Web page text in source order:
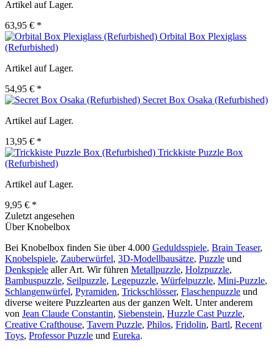
Artikel auf Lager.
63,95 € *
Orbital Box Plexiglass
(Refurbished)
Artikel auf Lager.
54,95 € *
Secret Box Osaka (Refurbished)
Artikel auf Lager.
13,95 € *
Trickkiste Puzzle Box
(Refurbished)
Artikel auf Lager.
9,95 € *
Zuletzt angesehen
Über Knobelbox
Bei Knobelbox finden Sie über 4.000 Geduldsspiele, Brain Teaser,
Knobelspiele, Zauberwürfel, 3D-Modellbausätze, Puzzle und
Denkspiele aller Art. Wir führen Metallpuzzle, Holzpuzzle,
Bambuspuzzle, Seilpuzzle, Legepuzzle, Würfelpuzzle, Mini-Puzzle,
Schlangenwürfel, Pyramiden, Trickschlösser, Flaschenpuzzle und
diverse weitere Puzzlearten aus der ganzen Welt. Unter anderem
von Jean Claude Constantin, Siebenstein, Huzzle Cast Puzzle,
Creative Crafthouse, Tavern Puzzle, Philos, Fridolin, Bartl, Recent
Toys, Professor Puzzle und Eureka.